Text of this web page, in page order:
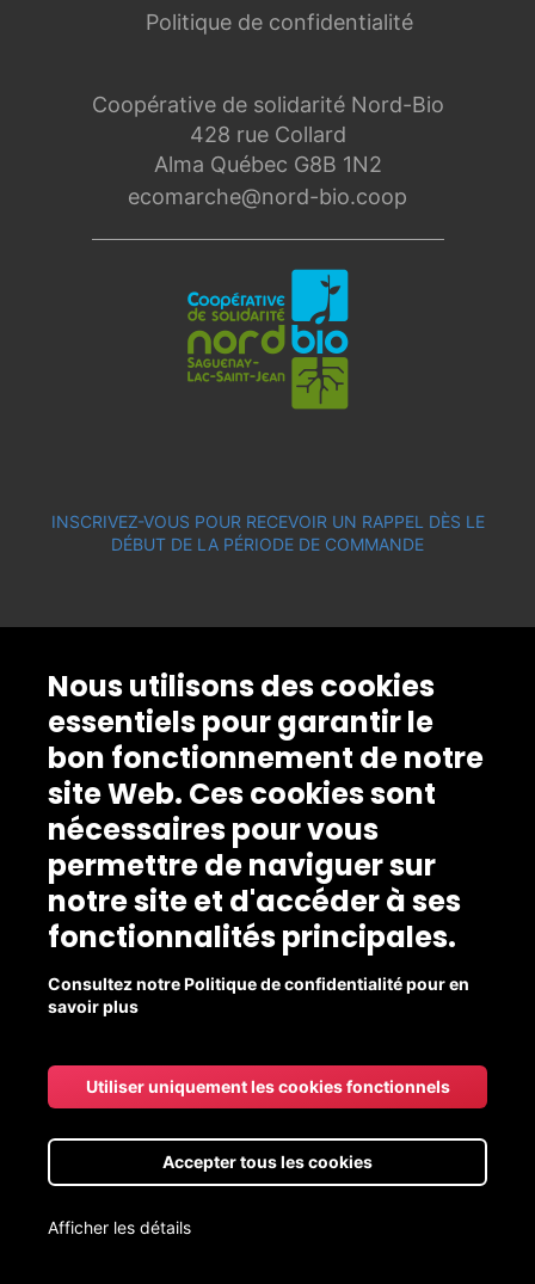
Coopérative de solidarité Nord-Bio
428 rue Collard
Alma Québec G8B 1N2
ecomarche@nord-bio.coop
Politique de confidentialité
INSCRIVEZ-VOUS POUR RECEVOIR UN RAPPEL DÈS LE
DÉBUT DE LA PÉRIODE DE COMMANDE
Nous utilisons des cookies
essentiels pour garantir le
bon fonctionnement de notre
site Web. Ces cookies sont
nécessaires pour vous
permettre de naviguer sur
notre site et d'accéder à ses
fonctionnalités principales.
Consultez notre Politique de confidentialité pour en
savoir plus
Utiliser uniquement les cookies fonctionnels
Accepter tous les cookies
Afficher les détails